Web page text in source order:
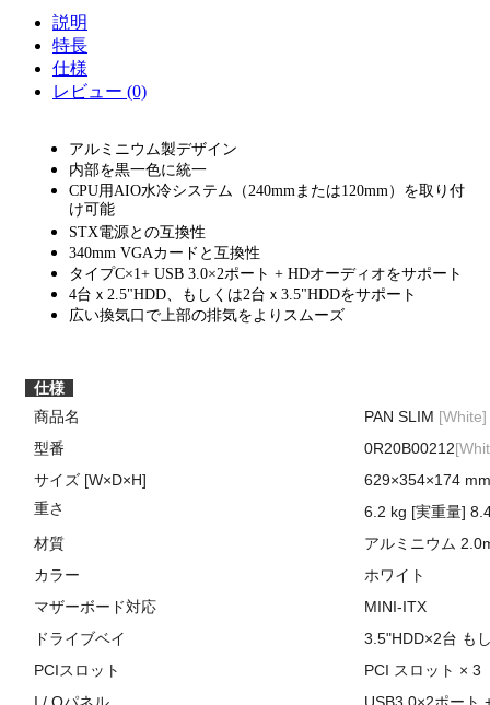
説明
特長
仕様
レビュー (0)
アルミニウム製デザイン
内部を黒一色に統一
CPU用AIO水冷システム（240mmまたは120mm）を取り付
け可能
STX電源との互換性
340mm VGAカードと互換性
タイプC×1+ USB 3.0×2ポート + HDオーディオをサポート
4台ｘ2.5"HDD、もしくは2台ｘ3.5"HDDをサポート
広い換気口で上部の排気をよりスムーズ
仕様
商品名
PAN SLIM [White]
型番
0R20B00212
サイズ [W×D×H]
629×354×174 mm
重さ
6.2 kg [実重量]
材質
アルミニウム
カラー
ホワイト
マザーボード対応
MINI-ITX
ドライブベイ
3.5"HDD×2台 も
PCIスロット
PCI スロット × 3